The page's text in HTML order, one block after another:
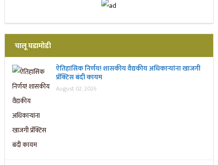
चालू घडामोडी
ऐतिहासिक निर्णय! शासकीय वैद्यकीय अधिकाऱ्यांना खाजगी
प्रॅक्टिस बंदी कायम
August 02, 2026